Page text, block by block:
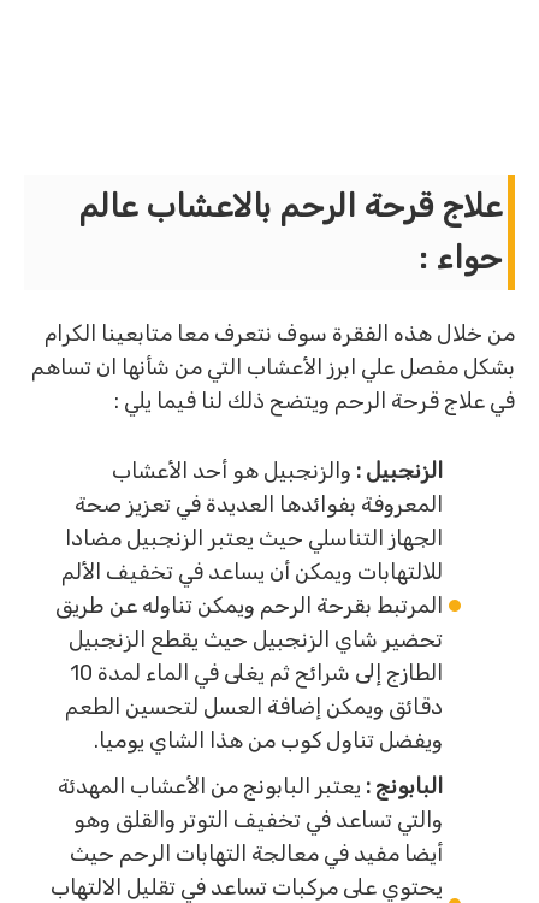
علاج قرحة الرحم بالاعشاب عالم
حواء :
من خلال هذه الفقرة سوف نتعرف معا متابعينا الكرام
بشكل مفصل علي ابرز الأعشاب التي من شأنها ان تساهم
في علاج قرحة الرحم ويتضح ذلك لنا فيما يلي :
الزنجبيل : والزنجبيل هو أحد الأعشاب
المعروفة بفوائدها العديدة في تعزيز صحة
الجهاز التناسلي حيث يعتبر الزنجبيل مضادا
للالتهابات ويمكن أن يساعد في تخفيف الألم
المرتبط بقرحة الرحم ويمكن تناوله عن طريق
تحضير شاي الزنجبيل حيث يقطع الزنجبيل
الطازج إلى شرائح ثم يغلى في الماء لمدة 10
دقائق ويمكن إضافة العسل لتحسين الطعم
ويفضل تناول كوب من هذا الشاي يوميا.
البابونج : يعتبر البابونج من الأعشاب المهدئة
والتي تساعد في تخفيف التوتر والقلق وهو
أيضا مفيد في معالجة التهابات الرحم حيث
يحتوي على مركبات تساعد في تقليل الالتهاب